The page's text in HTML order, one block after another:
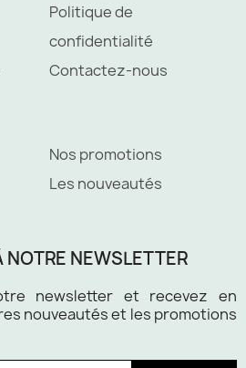
Politique de
confidentialité
Contactez-nous
Nos promotions
Les nouveautés
NEWSLETTER
newsletter et recevez en
nouveautés et les promotions